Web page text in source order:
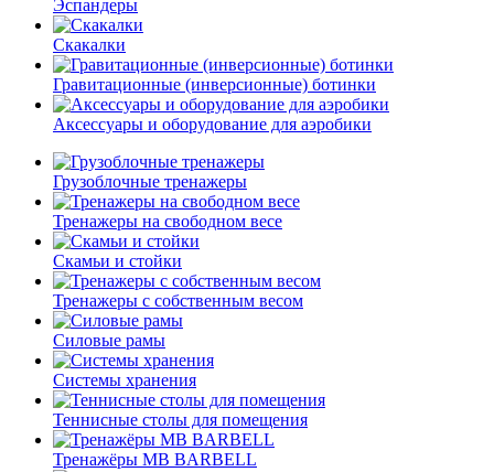
Эспандеры
Скакалки
Гравитационные (инверсионные) ботинки
Аксессуары и оборудование для аэробики
Грузоблочные тренажеры
Тренажеры на свободном весе
Скамьи и стойки
Тренажеры с собственным весом
Силовые рамы
Системы хранения
Теннисные столы для помещения
Тренажёры MB BARBELL